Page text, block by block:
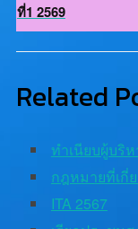
ที่1 2569
Related
ทําเนียบผู้บริ
กฎหมายที่เกี่
ITA 2567